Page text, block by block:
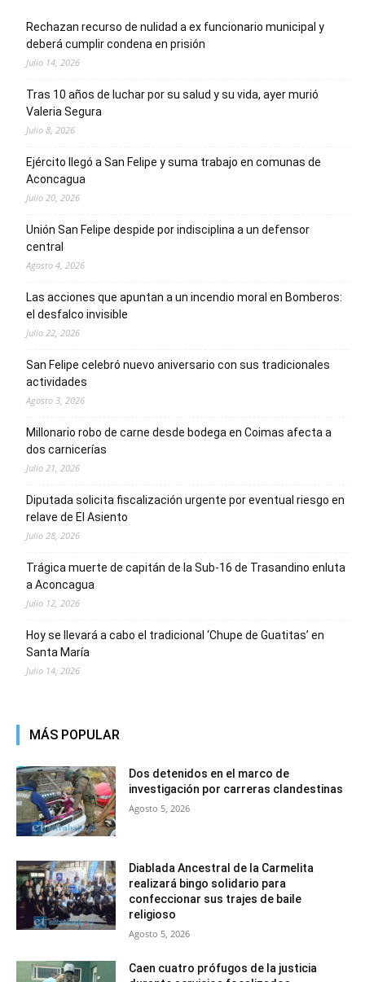
Rechazan recurso de nulidad a ex funcionario municipal y
deberá cumplir condena en prisión
Julio 14, 2026
Tras 10 años de luchar por su salud y su vida, ayer murió
Valeria Segura
Julio 8, 2026
Ejército llegó a San Felipe y suma trabajo en comunas de
Aconcagua
Julio 20, 2026
Unión San Felipe despide por indisciplina a un defensor
central
Agosto 4, 2026
Las acciones que apuntan a un incendio moral en Bomberos:
el desfalco invisible
Julio 22, 2026
San Felipe celebró nuevo aniversario con sus tradicionales
actividades
Agosto 3, 2026
Millonario robo de carne desde bodega en Coimas afecta a
dos carnicerías
Julio 21, 2026
Diputada solicita fiscalización urgente por eventual riesgo en
relave de El Asiento
Julio 28, 2026
Trágica muerte de capitán de la Sub-16 de Trasandino enluta
a Aconcagua
Julio 12, 2026
Hoy se llevará a cabo el tradicional ‘Chupe de Guatitas’ en
Santa María
Julio 14, 2026
MÁS POPULAR
Dos detenidos en el marco de
investigación por carreras clandestinas
Agosto 5, 2026
Diablada Ancestral de la Carmelita
realizará bingo solidario para
confeccionar sus trajes de baile
religioso
Agosto 5, 2026
Caen cuatro prófugos de la justicia